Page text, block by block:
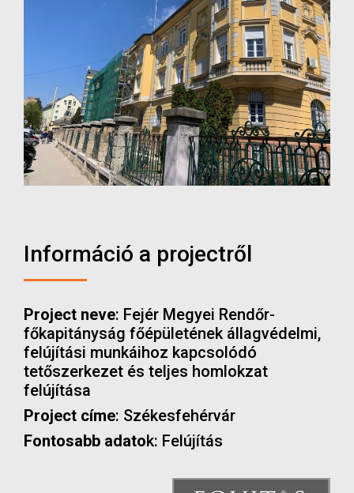
Információ a projectről
Project neve: Fejér Megyei Rendőr-
főkapitányság főépületének állagvédelmi,
felújítási munkáihoz kapcsolódó
tetőszerkezet és teljes homlokzat
felújítása
Project címe: Székesfehérvár
Fontosabb adatok: Felújítás